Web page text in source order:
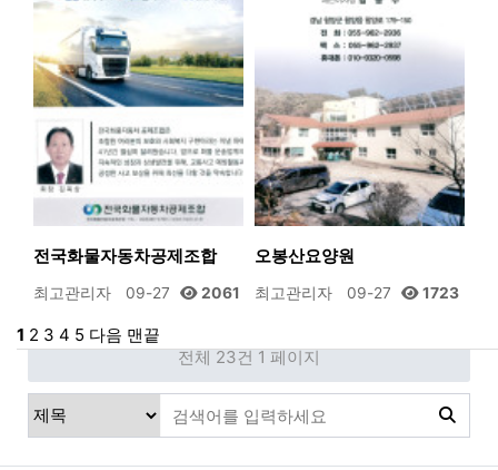
전국화물자동차공제조합
최고관리자 09-27 2061
오봉산요양원
최고관리자 09-27 1723
1 2 3 4 5 다음 맨끝
전체 23건 1 페이지